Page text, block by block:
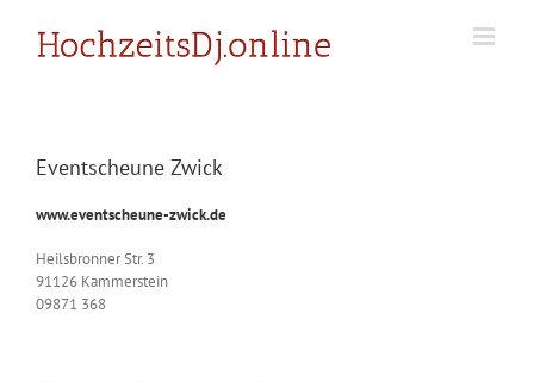
springen
Eventscheune Zwick
www.eventscheune-zwick.de
Heilsbronner Str. 3
91126 Kammerstein
09871 368